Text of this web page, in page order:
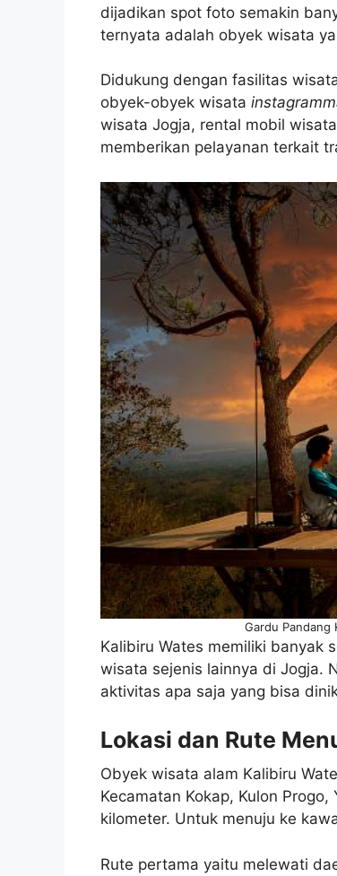
dijadikan spot foto semakin
ternyata adalah obyek wisata
Didukung dengan fasilitas
obyek-obyek wisata
wisata Jogja, rental mobil
memberikan pelayanan terkait
Gardu Pandang
Kalibiru Wates memiliki banyak
wisata sejenis lainnya di Jogja.
aktivitas apa saja yang bisa
Lokasi dan Rute
Obyek wisata alam Kalibiru
Kecamatan Kokap, Kulon
kilometer. Untuk menuju ke
Rute pertama yaitu melewati